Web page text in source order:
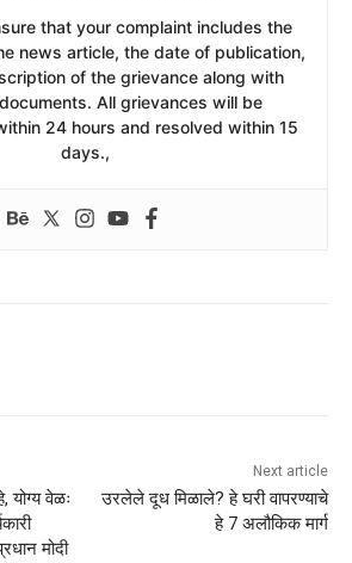
that your complaint includes the
news article, the date of publication,
of the grievance along with
All grievances will be
24 hours and resolved within 15
days.,
योग्य वेळः
मोदी
Next article
उरलेले दूध मिळाले? हे घरी वापरण्याचे
हे 7 अलौकिक मार्ग